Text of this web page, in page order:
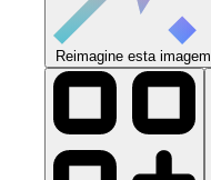
Reimagine esta imagem